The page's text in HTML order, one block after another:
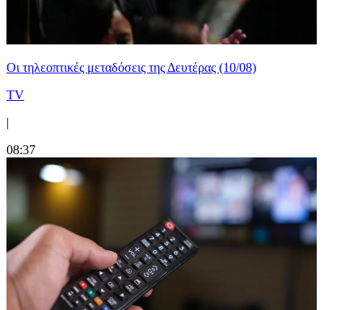
Οι τηλεοπτικές μεταδόσεις της Δευτέρας (10/08)
TV
|
08:37